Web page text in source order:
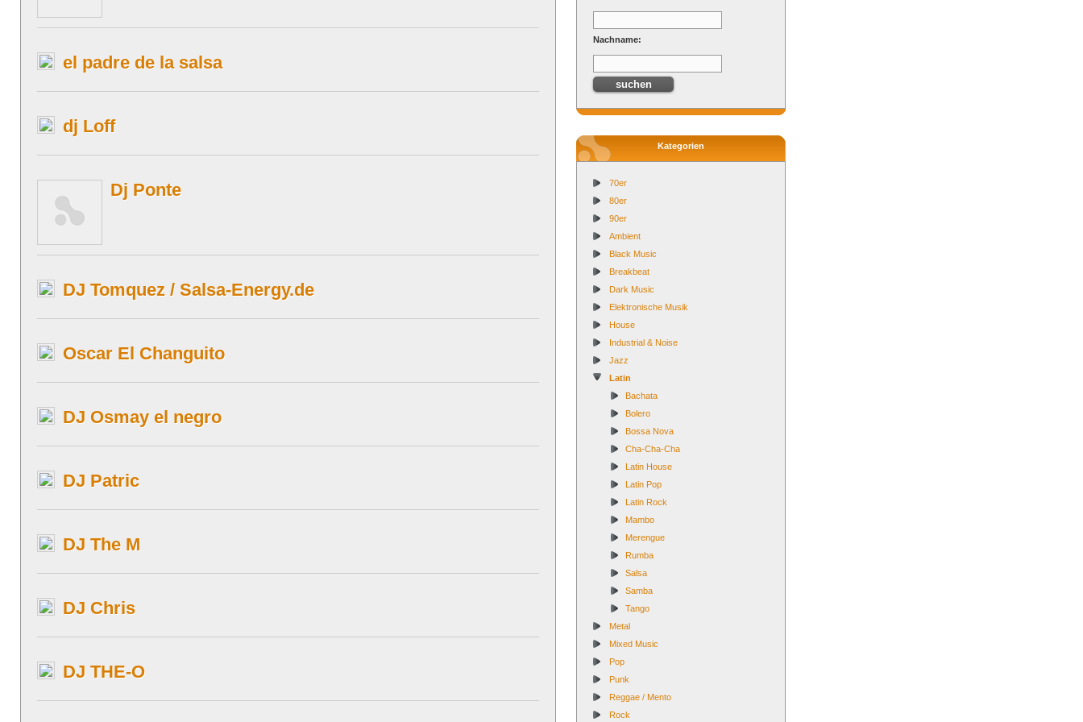
el padre de la salsa
dj Loff
Dj Ponte
DJ Tomquez / Salsa-Energy.de
Oscar El Changuito
DJ Osmay el negro
DJ Patric
DJ The M
DJ Chris
DJ THE-O
Nachname:
Kategorien
70er
80er
90er
Ambient
Black Music
Breakbeat
Dark Music
Elektronische Musik
House
Industrial & Noise
Jazz
Latin
Bachata
Bolero
Bossa Nova
Cha-Cha-Cha
Latin House
Latin Pop
Latin Rock
Mambo
Merengue
Rumba
Salsa
Samba
Tango
Metal
Mixed Music
Pop
Punk
Reggae / Mento
Rock